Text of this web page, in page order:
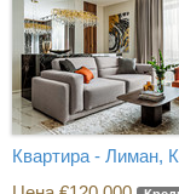
Квартира - Лиман,